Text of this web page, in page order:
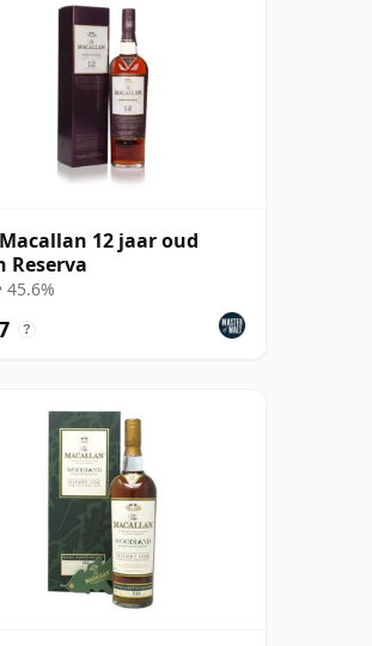
12 jaar oud
Reserva
45.6%
?